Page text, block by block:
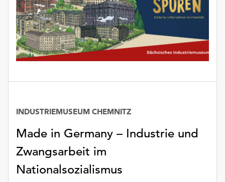
Weitere
Informationen
finden
Sie
unserer
dem
Made in Germany – Industrie und
Zwangsarbeit im
Nationalsozialismus
INDUSTRIEMUSEUM CHEMNITZ